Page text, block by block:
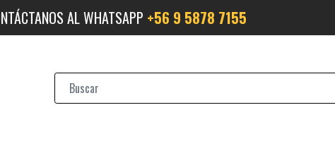
AL WHATSAPP +56 9 5878 7155